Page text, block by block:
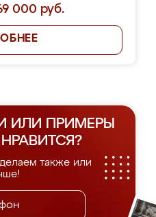
000 руб.
ИЛИ ПРИМЕРЫ
НРАВИТСЯ?
также или